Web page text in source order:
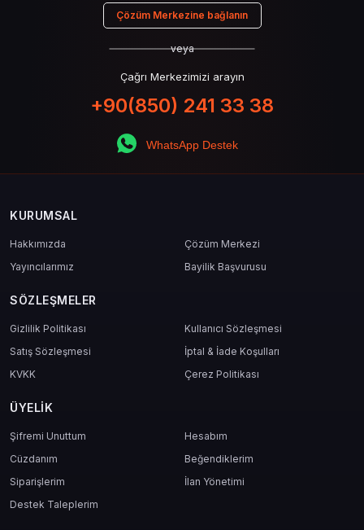
Çözüm Merkezine bağlanın
veya
Çağrı Merkezimizi arayın
+90(850) 241 33 38
WhatsApp Destek
KURUMSAL
Hakkımızda
Çözüm Merkezi
Yayıncılarımız
Bayilik Başvurusu
SÖZLEŞMELER
Gizlilik Politikası
Kullanıcı Sözleşmesi
Satış Sözleşmesi
İptal & İade Koşulları
KVKK
Çerez Politikası
ÜYELIK
Şifremi Unuttum
Hesabım
Cüzdanım
Beğendiklerim
Siparişlerim
İlan Yönetimi
Destek Taleplerim